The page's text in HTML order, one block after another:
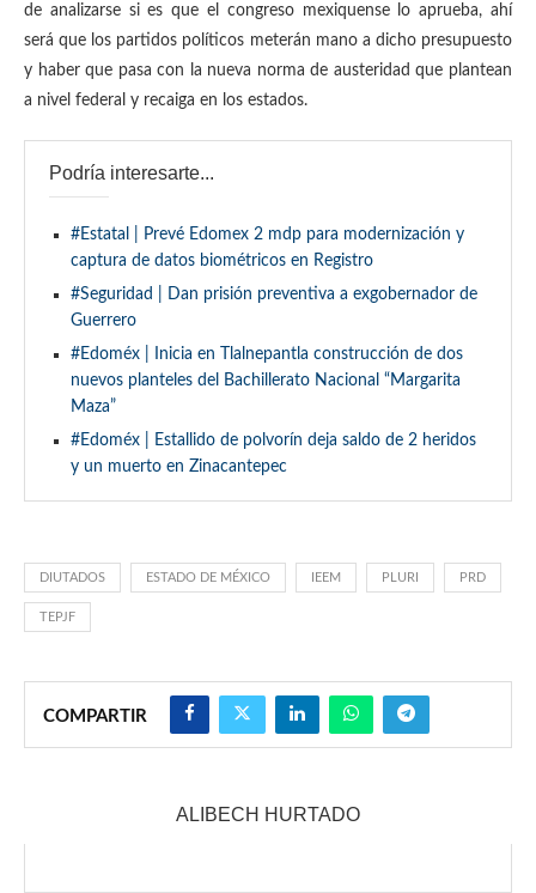
de analizarse si es que el congreso mexiquense lo aprueba, ahí
será que los partidos políticos meterán mano a dicho presupuesto
y haber que pasa con la nueva norma de austeridad que plantean
a nivel federal y recaiga en los estados.
Podría interesarte...
#Estatal | Prevé Edomex 2 mdp para modernización y
captura de datos biométricos en Registro
#Seguridad | Dan prisión preventiva a exgobernador de
Guerrero
#Edoméx | Inicia en Tlalnepantla construcción de dos
nuevos planteles del Bachillerato Nacional “Margarita
Maza”
#Edoméx | Estallido de polvorín deja saldo de 2 heridos
y un muerto en Zinacantepec
DIUTADOS ESTADO DE MÉXICO IEEM PLURI PRD
TEPJF
COMPARTIR
ALIBECH HURTADO